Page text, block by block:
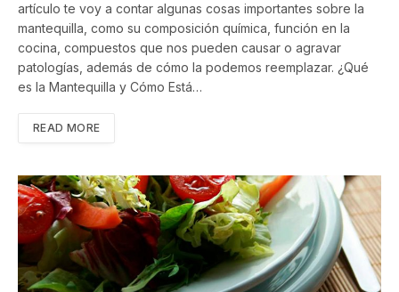
artículo te voy a contar algunas cosas importantes sobre la
mantequilla, como su composición química, función en la
cocina, compuestos que nos pueden causar o agravar
patologías, además de cómo la podemos reemplazar. ¿Qué
es la Mantequilla y Cómo Está…
READ MORE